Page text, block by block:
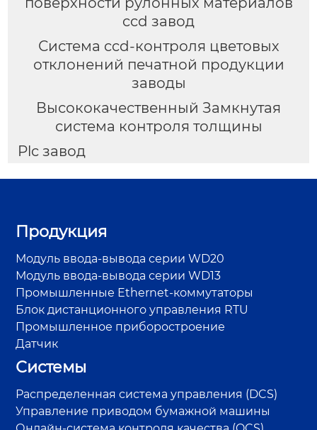
ccd завод
Система ccd-контроля цветовых
отклонений печатной продукции
заводы
Высококачественный Замкнутая
система контроля толщины
Plc завод
Продукция
Модуль ввода-вывода серии WD20
Модуль ввода-вывода серии WD13
Промышленные Ethernet-коммутаторы
Блок дистанционного управления RTU
Промышленное приборостроение
Датчик
Системы
Распределенная система управления (DCS)
Управление приводом бумажной машины